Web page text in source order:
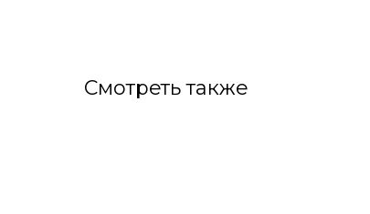
Смотреть также